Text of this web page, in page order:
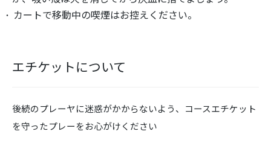
カートで移動中の喫煙はお控えください。
エチケットについて
後続のプレーヤに迷惑がかからないよう、コースエチケット
を守ったプレーをお心がけください